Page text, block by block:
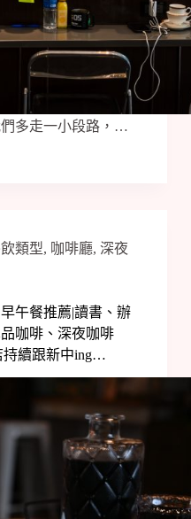
多走一小段路，…
飲類型, 咖啡廳, 深夜
午餐推薦|讀書、辦
咖啡、深夜咖啡
持續跟新中ing…